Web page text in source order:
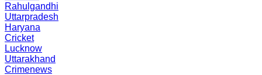
Rahulgandhi
Uttarpradesh
Haryana
Cricket
Lucknow
Uttarakhand
Crimenews